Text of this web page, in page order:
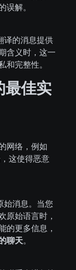
误解。
译的消息提供
含义时，这一
和完整性。
最佳实
网络，例如
这使得恶意
始消息。当您
原始语言时，
的更多信息，
聊天